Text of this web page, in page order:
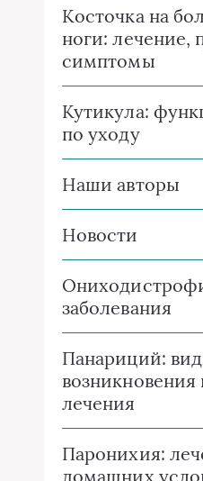
Косточка на
ноги: лечение,
симптомы
Кутикула:
по уходу
Наши авторы
Новости
заболевания
Панариций:
лечения
Паронихия:
домашних